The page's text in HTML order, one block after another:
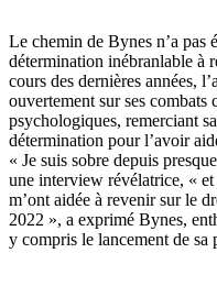
Le chemin de Bynes n’a pas
détermination inébranlable à
cours des dernières années,
ouvertement sur ses combats
psychologiques, remerciant
détermination pour l’avoir
« Je suis sobre depuis
une interview révélatrice, «
m’ont aidée à revenir sur le
2022 », a exprimé Bynes,
y compris le lancement de sa